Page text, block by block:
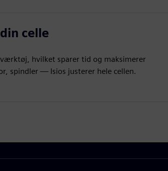
celle
hvilket sparer tid og maksimerer
spindler — Isios justerer hele cellen.